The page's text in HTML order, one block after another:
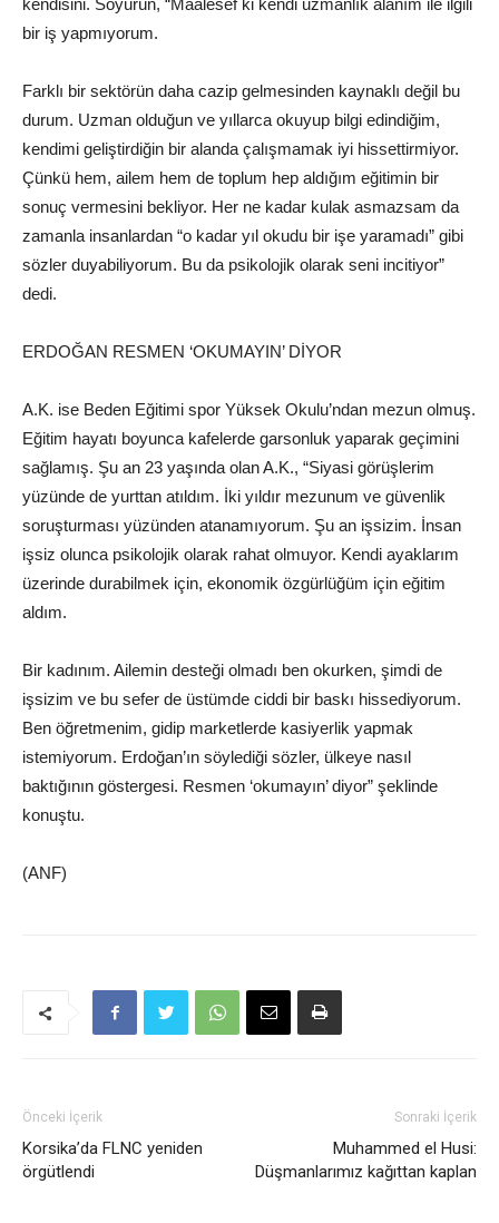
kendisini. Soyürün, “Maalesef ki kendi uzmanlık alanım ile ilgili
bir iş yapmıyorum.
Farklı bir sektörün daha cazip gelmesinden kaynaklı değil bu
durum. Uzman olduğun ve yıllarca okuyup bilgi edindiğim,
kendimi geliştirdiğin bir alanda çalışmamak iyi hissettirmiyor.
Çünkü hem, ailem hem de toplum hep aldığım eğitimin bir
sonuç vermesini bekliyor. Her ne kadar kulak asmazsam da
zamanla insanlardan “o kadar yıl okudu bir işe yaramadı” gibi
sözler duyabiliyorum. Bu da psikolojik olarak seni incitiyor”
dedi.
ERDOĞAN RESMEN ‘OKUMAYIN’ DİYOR
A.K. ise Beden Eğitimi spor Yüksek Okulu’ndan mezun olmuş.
Eğitim hayatı boyunca kafelerde garsonluk yaparak geçimini
sağlamış. Şu an 23 yaşında olan A.K., “Siyasi görüşlerim
yüzünde de yurttan atıldım. İki yıldır mezunum ve güvenlik
soruşturması yüzünden atanamıyorum. Şu an işsizim. İnsan
işsiz olunca psikolojik olarak rahat olmuyor. Kendi ayaklarım
üzerinde durabilmek için, ekonomik özgürlüğüm için eğitim
aldım.
Bir kadınım. Ailemin desteği olmadı ben okurken, şimdi de
işsizim ve bu sefer de üstümde ciddi bir baskı hissediyorum.
Ben öğretmenim, gidip marketlerde kasiyerlik yapmak
istemiyorum. Erdoğan’ın söylediği sözler, ülkeye nasıl
baktığının göstergesi. Resmen ‘okumayın’ diyor” şeklinde
konuştu.
(ANF)
Önceki İçerik
Korsika’da FLNC yeniden
örgütlendi
Sonraki İçerik
Muhammed el Husi:
Düşmanlarımız kağıttan kaplan